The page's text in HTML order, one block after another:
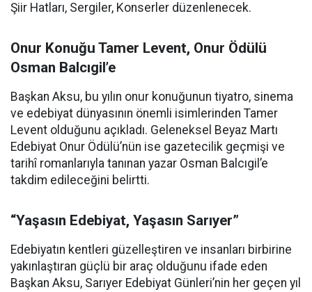
Şiir Hatları, Sergiler, Konserler düzenlenecek.
Onur Konuğu Tamer Levent, Onur Ödülü
Osman Balcıgil’e
Başkan Aksu, bu yılın onur konuğunun tiyatro, sinema
ve edebiyat dünyasının önemli isimlerinden Tamer
Levent olduğunu açıkladı. Geleneksel Beyaz Martı
Edebiyat Onur Ödülü’nün ise gazetecilik geçmişi ve
tarihî romanlarıyla tanınan yazar Osman Balcıgil’e
takdim edileceğini belirtti.
“Yaşasın Edebiyat, Yaşasın Sarıyer”
Edebiyatın kentleri güzelleştiren ve insanları birbirine
yakınlaştıran güçlü bir araç olduğunu ifade eden
Başkan Aksu, Sarıyer Edebiyat Günleri’nin her geçen yıl